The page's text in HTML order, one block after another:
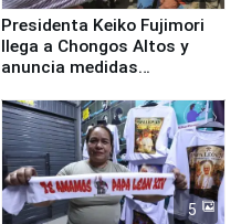
Presidenta Keiko Fujimori
llega a Chongos Altos y
anuncia medidas
educación, salud y empleo
5